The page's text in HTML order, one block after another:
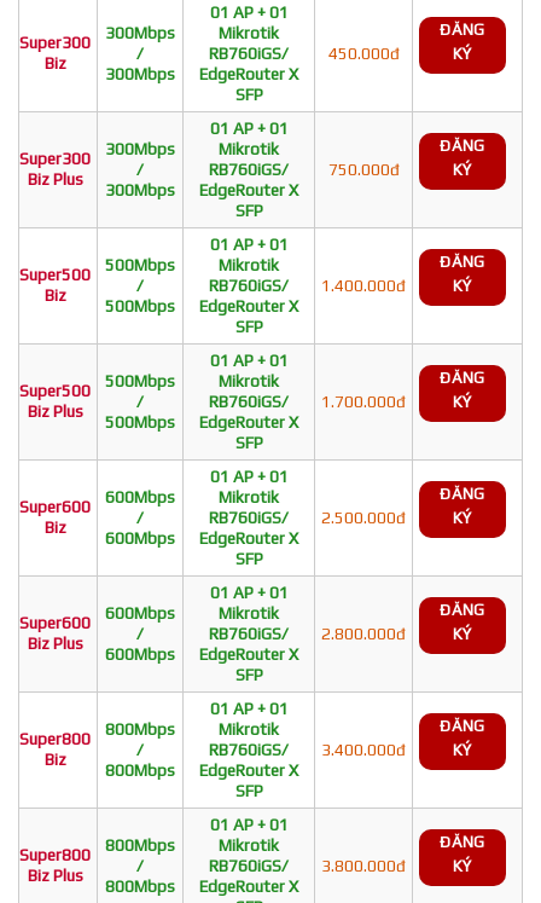
Super300
Biz
300Mbps
/
300Mbps
01 AP + 01
Mikrotik
RB760iGS/
EdgeRouter X
SFP
450.000đ
ĐĂNG
KÝ
Super300
Biz Plus
300Mbps
/
300Mbps
01 AP + 01
Mikrotik
RB760iGS/
EdgeRouter X
SFP
750.000đ
ĐĂNG
KÝ
Super500
Biz
500Mbps
/
500Mbps
01 AP + 01
Mikrotik
RB760iGS/
EdgeRouter X
SFP
1.400.000đ
ĐĂNG
KÝ
Super500
Biz Plus
500Mbps
/
500Mbps
01 AP + 01
Mikrotik
RB760iGS/
EdgeRouter X
SFP
1.700.000đ
ĐĂNG
KÝ
Super600
Biz
600Mbps
/
600Mbps
01 AP + 01
Mikrotik
RB760iGS/
EdgeRouter X
SFP
2.500.000đ
ĐĂNG
KÝ
Super600
Biz Plus
600Mbps
/
600Mbps
01 AP + 01
Mikrotik
RB760iGS/
EdgeRouter X
SFP
2.800.000đ
ĐĂNG
KÝ
Super800
Biz
800Mbps
/
800Mbps
01 AP + 01
Mikrotik
RB760iGS/
EdgeRouter X
SFP
3.400.000đ
ĐĂNG
KÝ
Super800
Biz Plus
800Mbps
/
800Mbps
01 AP + 01
Mikrotik
RB760iGS/
EdgeRouter X
3.800.000đ
ĐĂNG
KÝ